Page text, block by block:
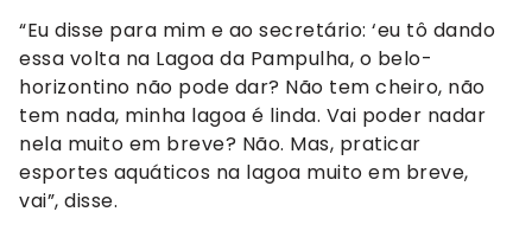
“Eu disse para mim e ao secretário: ‘eu tô dando
essa volta na Lagoa da Pampulha, o belo-
horizontino não pode dar? Não tem cheiro, não
tem nada, minha lagoa é linda. Vai poder nadar
nela muito em breve? Não. Mas, praticar
esportes aquáticos na lagoa muito em breve,
vai”, disse.